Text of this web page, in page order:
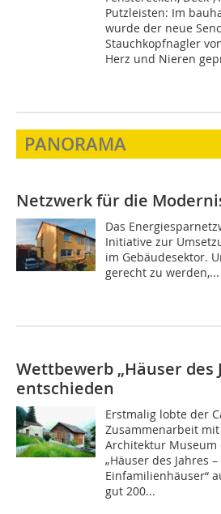
Putzleisten: Im
wurde der neue
Stauchkopfnagler
Herz und Nieren
PANORAMA
Netzwerk für die
Das
Initiative zur
im Gebäudesektor.
gerecht zu werden,...
Wettbewerb „Häuser des
entschieden
Erstmalig lobte der
Zusammenarbeit
Architektur Museum
„Häuser des Jahres
Einfamilienhäuser“
gut 200...